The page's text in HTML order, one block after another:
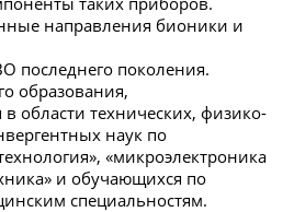
направления бионики и
последнего поколения.
образования,
области технических, физико-
наук по
«микроэлектроника
и обучающихся по
специальностям.